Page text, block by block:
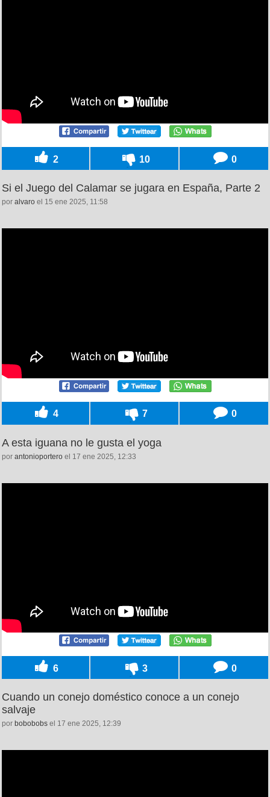
2 10 0
Si el Juego del Calamar se jugara en España, Parte 2
por alvaro el 15 ene 2025, 11:58
4 7 0
A esta iguana no le gusta el yoga
por antonioportero el 17 ene 2025, 12:33
6 3 0
Cuando un conejo doméstico conoce a un conejo
salvaje
por bobobobs el 17 ene 2025, 12:39